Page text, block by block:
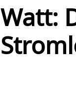
Watt: